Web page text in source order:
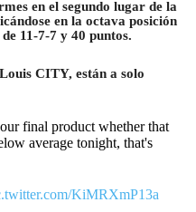
en el segundo lugar de la
en la octava posición
11-7-7 y 40 puntos.
CITY, están a solo
final product whether that
average tonight, that's
KiMRXmP13a